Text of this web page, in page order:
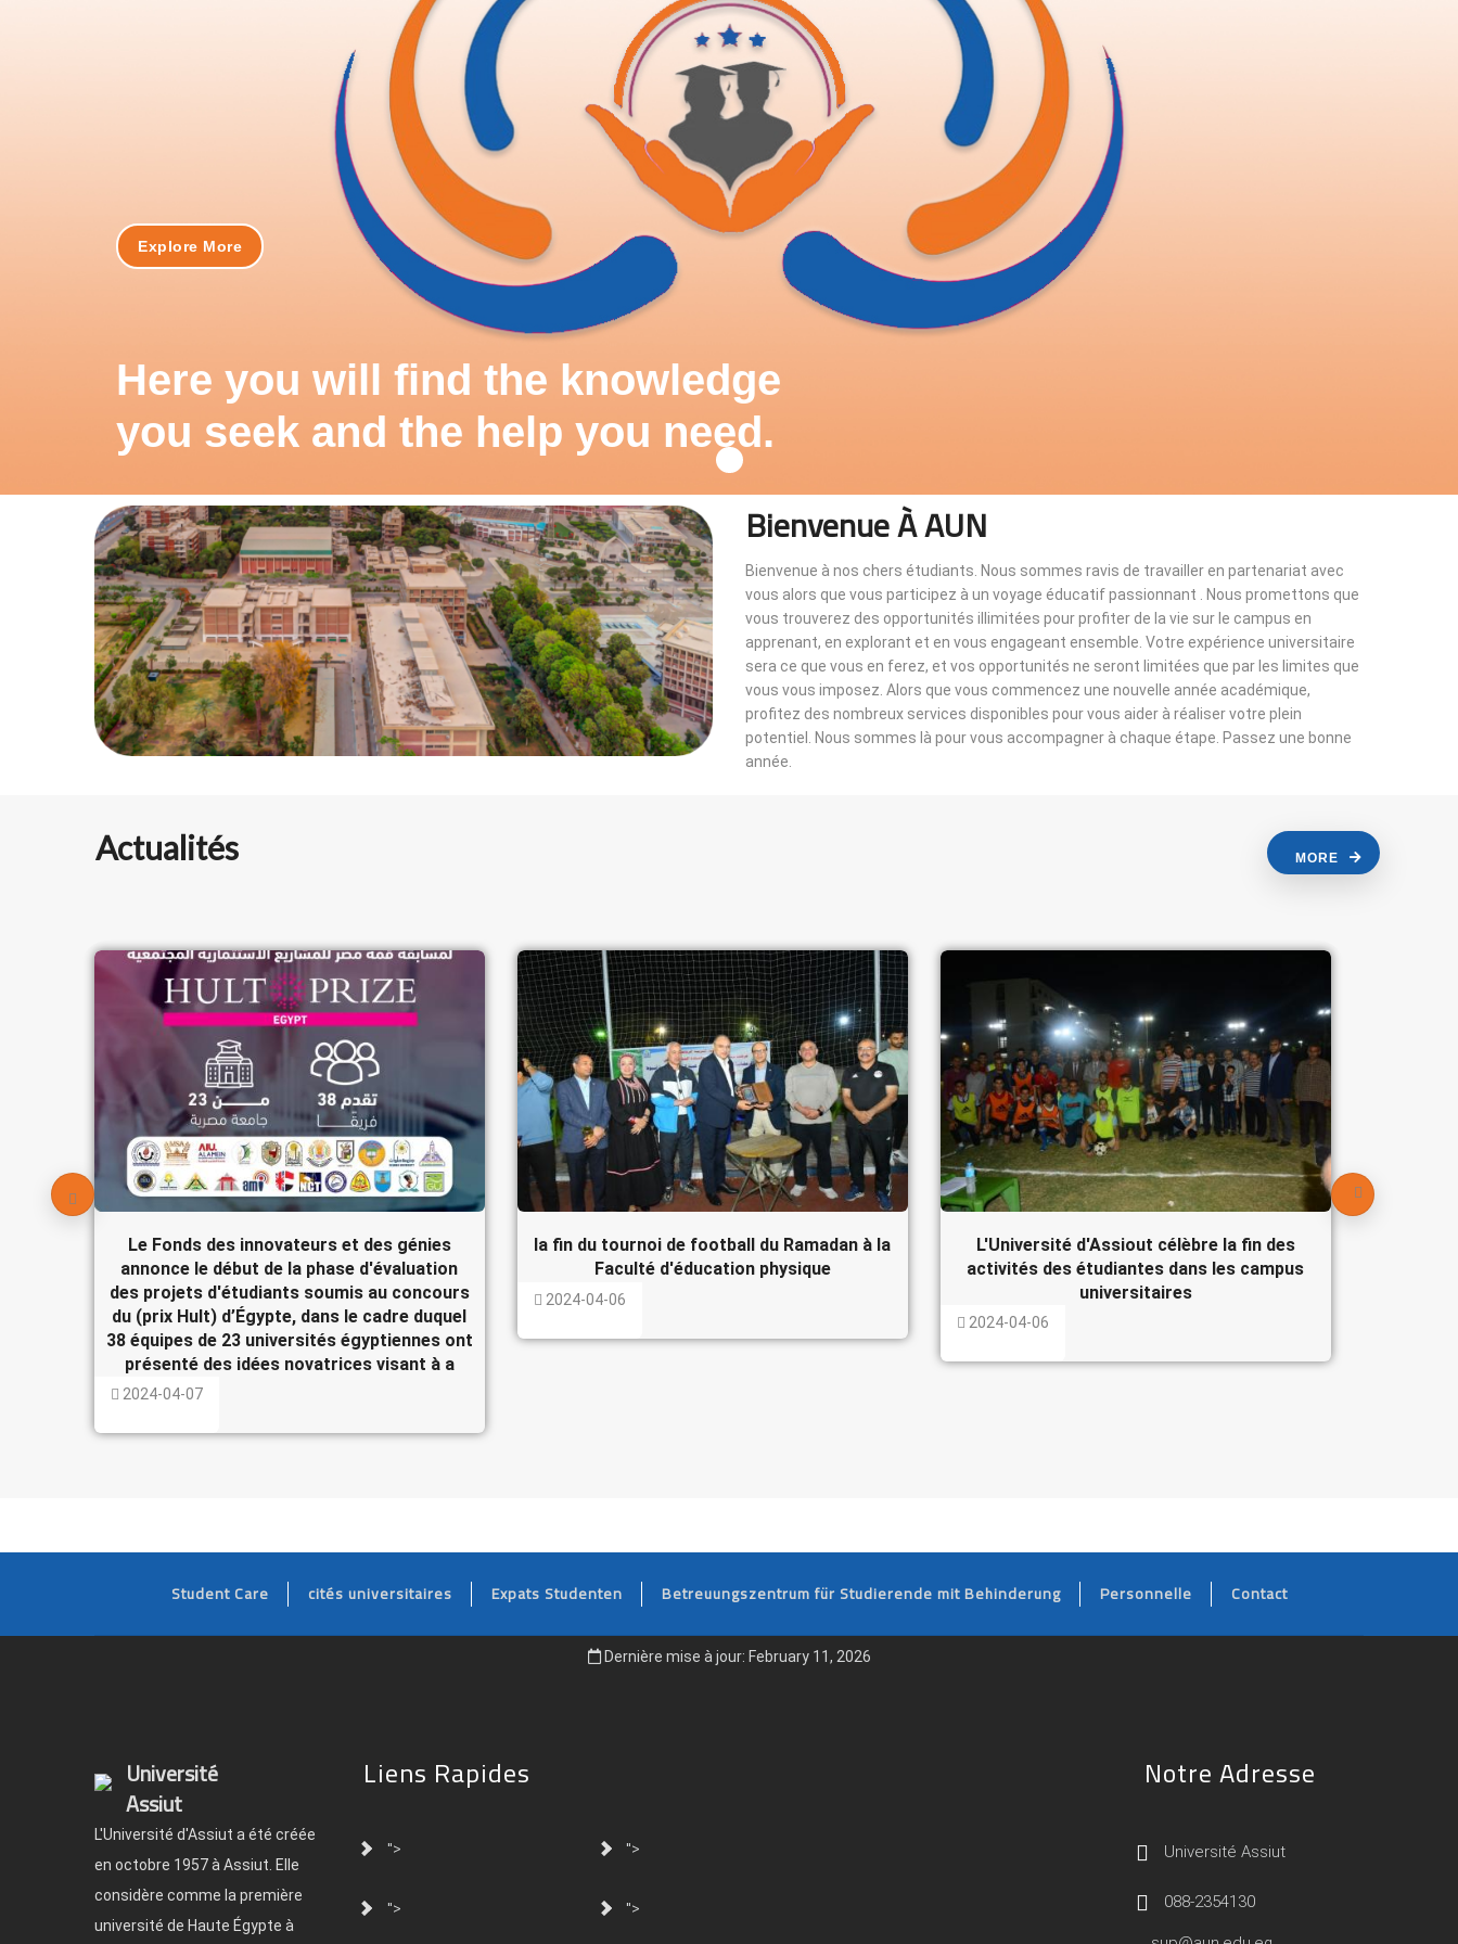
Here you will find the knowledge
you seek and the help you need.
Explore More
Bienvenue À AUN
Bienvenue à nos chers étudiants. Nous sommes ravis de travailler en partenariat avec
vous alors que vous participez à un voyage éducatif passionnant . Nous promettons que
vous trouverez des opportunités illimitées pour profiter de la vie sur le campus en
apprenant, en explorant et en vous engageant ensemble. Votre expérience universitaire
sera ce que vous en ferez, et vos opportunités ne seront limitées que par les limites que
vous vous imposez. Alors que vous commencez une nouvelle année académique,
profitez des nombreux services disponibles pour vous aider à réaliser votre plein
potentiel. Nous sommes là pour vous accompagner à chaque étape. Passez une bonne
année.
Actualités MORE
Le Fonds des innovateurs et des génies
annonce le début de la phase d'évaluation
des projets d'étudiants soumis au concours
du (prix Hult) d’Égypte, dans le cadre duquel
38 équipes de 23 universités égyptiennes ont
présenté des idées novatrices visant à a
2024-04-07
la fin du tournoi de football du Ramadan à la
Faculté d'éducation physique
2024-04-06
L'Université d'Assiout célèbre la fin des
activités des étudiantes dans les campus
universitaires
2024-04-06
FOOTER
Student Care cités universitaires Expats Studenten Betreuungszentrum für Studierende mit Behinderung Personnelle Contact
Dernière mise à jour: February 11, 2026
Université
Assiut
L'Université d'Assiut a été créée
en octobre 1957 à Assiut. Elle
considère comme la première
université de Haute Égypte à
Liens Rapides
"> ">
"> ">
Notre Adresse
Université Assiut
088-2354130